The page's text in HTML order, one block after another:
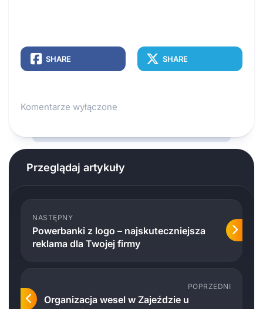
SHARE SHARE
Komentarze wyłączone
Przeglądaj artykuły
NASTĘPNY
Powerbanki z logo – najskuteczniejsza
reklama dla Twojej firmy
POPRZEDNI
Organizacja wesel w Zajeździe u